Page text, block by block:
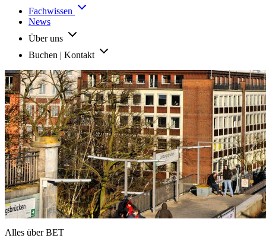
Fachwissen
News
Über uns
Buchen | Kontakt
Alles über BET